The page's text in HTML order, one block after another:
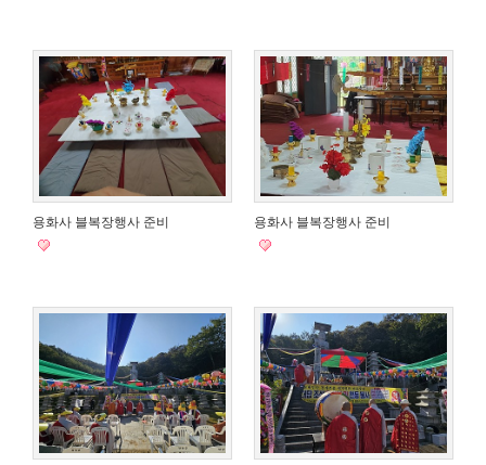
용화사 블복장행사 준비 용화사 블복장행사 준비